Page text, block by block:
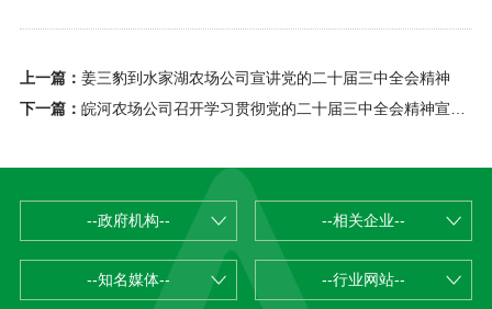
上一篇： 姜三豹到水家湖农场公司宣讲党的二十届三中全会精神
下一篇： 皖河农场公司召开学习贯彻党的二十届三中全会精神宣讲报告会
--政府机构-- --相关企业--
--知名媒体-- --行业网站--